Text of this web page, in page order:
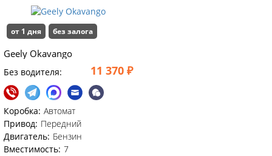
от 1 дня без залога
Geely Okavango
Без водителя: 11 370 ₽
Коробка: Автомат
Привод: Передний
Двигатель: Бензин
Вместимость: 7